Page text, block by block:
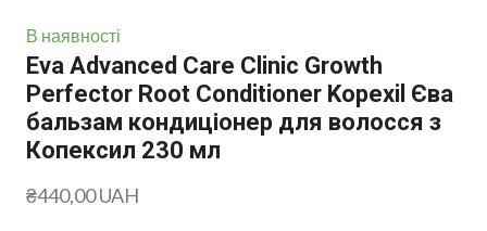
В наявності
Eva Advanced Care Clinic Growth
Perfector Root Conditioner Kopexil Єва
бальзам кондиціонер для волосся з
Копексил 230 мл
₴440,00 UAH